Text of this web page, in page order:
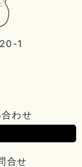
1
わせ
合せ